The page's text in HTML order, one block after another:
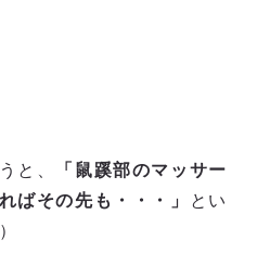
と、
「鼠蹊部のマッサー
ばその先も・・・」
とい